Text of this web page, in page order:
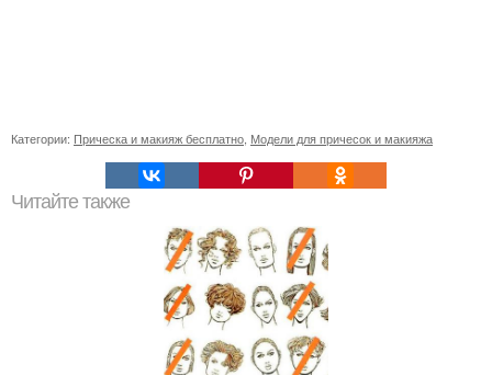
Категории: Прическа и макияж бесплатно, Модели для причесок и макияжа
Читайте также